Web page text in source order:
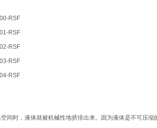
RSF
RSF
RSF
RSF
RSF
间时，液体就被机械性地挤排出来。因为液体是不可压缩